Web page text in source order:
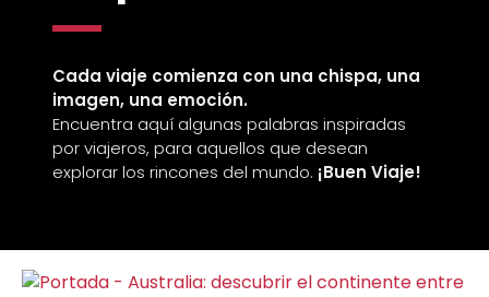
Cada viaje comienza con una chispa, una
imagen, una emoción.
Encuentra aquí algunas palabras inspiradas
por viajeros, para aquellos que desean
explorar los rincones del mundo. ¡Buen Viaje!